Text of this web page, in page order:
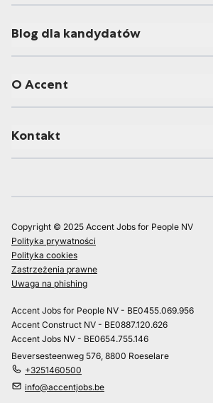
Blog dla kandydatów
O Accent
Kontakt
Copyright © 2025 Accent Jobs for People NV
Polityka prywatności
Polityka cookies
Zastrzeżenia prawne
Uwaga na phishing
Accent Jobs for People NV - BE0455.069.956
Accent Construct NV - BE0887.120.626
Accent Jobs NV - BE0654.755.146
Beversesteenweg 576, 8800 Roeselare
+3251460500
info@accentjobs.be